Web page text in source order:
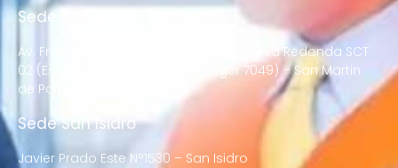
Sede San Martín de Porres
Av. Francisco Bolognesi Nro. 101 Urb. Mesa Redonda SCT
02 (Esquina con Av. Gerardo Unger 7049) – San Martin
de Porres
Sede San Isidro
Javier Prado Este N°1530 – San Isidro